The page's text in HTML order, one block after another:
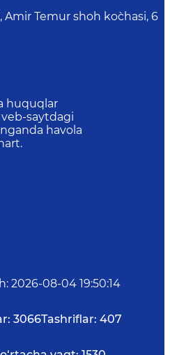
Temur shoh ko`chasi, 6
huquqlar
saytdagi
havola
: 2026-08-04 19:50:14
3066Tashriflar: 407